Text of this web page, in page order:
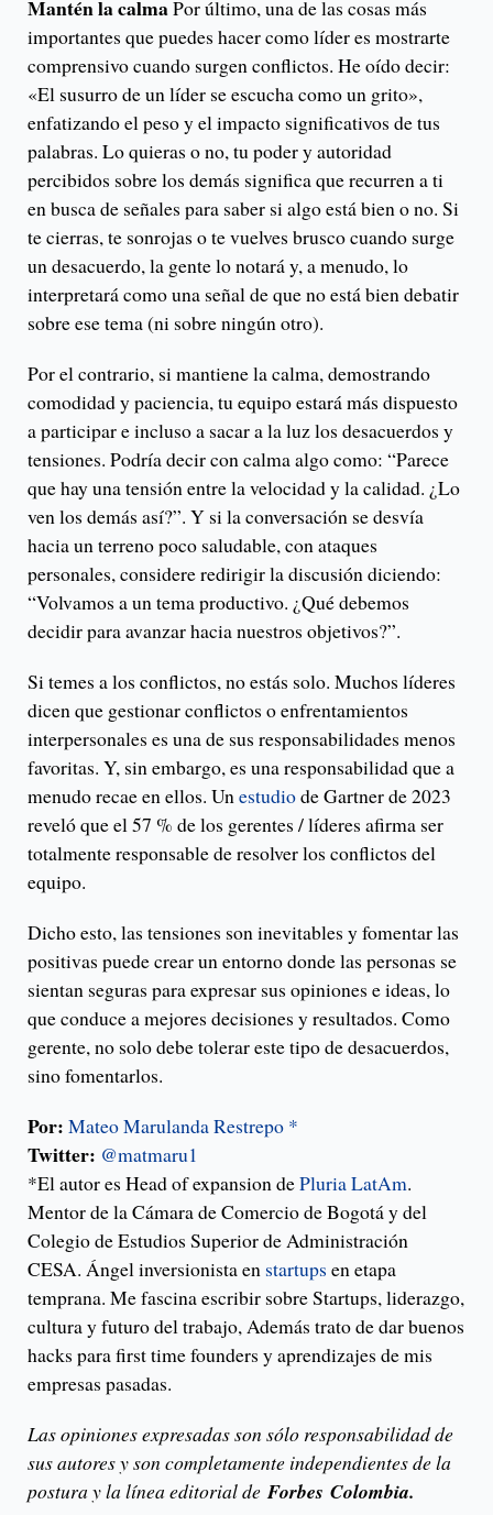
Mantén la calmaPor último, una de las cosas más
importantes que puedes hacer como líder es mostrarte
comprensivo cuando surgen conflictos. He oído decir:
«El susurro de un líder se escucha como un grito»,
enfatizando el peso y el impacto significativos de tus
palabras. Lo quieras o no, tu poder y autoridad
percibidos sobre los demás significa que recurren a ti
en busca de señales para saber si algo está bien o no. Si
te cierras, te sonrojas o te vuelves brusco cuando surge
un desacuerdo, la gente lo notará y, a menudo, lo
interpretará como una señal de que no está bien debatir
sobre ese tema (ni sobre ningún otro).
Por el contrario, si mantiene la calma, demostrando
comodidad y paciencia, tu equipo estará más dispuesto
a participar e incluso a sacar a la luz los desacuerdos y
tensiones. Podría decir con calma algo como: “Parece
que hay una tensión entre la velocidad y la calidad. ¿Lo
ven los demás así?”. Y si la conversación se desvía
hacia un terreno poco saludable, con ataques
personales, considere redirigir la discusión diciendo:
“Volvamos a un tema productivo. ¿Qué debemos
decidir para avanzar hacia nuestros objetivos?”.
Si temes a los conflictos, no estás solo. Muchos líderes
dicen que gestionar conflictos o enfrentamientos
interpersonales es una de sus responsabilidades menos
favoritas. Y, sin embargo, es una responsabilidad que a
menudo recae en ellos. Unestudiode Gartner de 2023
reveló que el 57 % de los gerentes / líderes afirma ser
totalmente responsable de resolver los conflictos del
equipo.
Dicho esto, las tensiones son inevitables y fomentar las
positivas puede crear un entorno donde las personas se
sientan seguras para expresar sus opiniones e ideas, lo
que conduce a mejores decisiones y resultados. Como
gerente, no solo debe tolerar este tipo de desacuerdos,
sino fomentarlos.
Por: Mateo Marulanda Restrepo *
Twitter: @matmaru1
*El autor es Head of expansion dePluria LatAm.
Mentor de la Cámara de Comercio de Bogotá y del
Colegio de Estudios Superior de Administración
CESA. Ángel inversionista en startups en etapa
temprana. Me fascina escribir sobre Startups, liderazgo,
cultura y futuro del trabajo, Además trato de dar buenos
hacks para first time founders y aprendizajes de mis
empresas pasadas.
Las opiniones expresadas son sólo responsabilidad de
sus autores y son completamente independientes de la
postura y la línea editorial deForbes Colombia.